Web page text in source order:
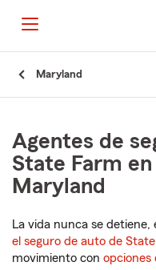
Maryland
Agentes de
State Farm en
Maryland
La vida nunca se
el seguro de auto de
movimiento con opciones